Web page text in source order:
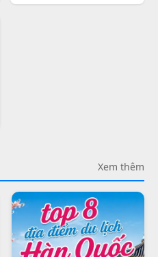
Xem thêm